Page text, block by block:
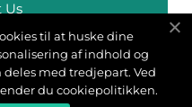
Us
til at huske dine
af indhold og
med tredjepart. Ved
du cookiepolitikken.